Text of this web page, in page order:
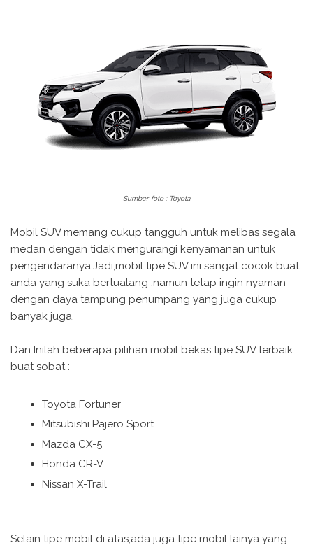
Sumber foto : Toyota
Mobil SUV memang cukup tangguh untuk melibas segala
medan dengan tidak mengurangi kenyamanan untuk
pengendaranya.Jadi,mobil tipe SUV ini sangat cocok buat
anda yang suka bertualang ,namun tetap ingin nyaman
dengan daya tampung penumpang yang juga cukup
banyak juga.
Dan Inilah beberapa pilihan mobil bekas tipe SUV terbaik
buat sobat :
Toyota Fortuner
Mitsubishi Pajero Sport
Mazda CX-5
Honda CR-V
Nissan X-Trail
Selain tipe mobil di atas,ada juga tipe mobil lainya yang